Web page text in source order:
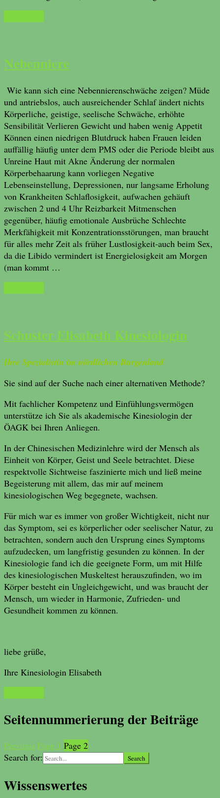
Nebenniere
Wie kann sich eine Nebennierenschwäche zeigen? Müde
und antriebslos, auch ausreichender Schlaf ändert nichts
Körperliche, geistige, seelische Schwäche, erhöhte
Sensibilität Verlieren Gewicht und haben wenig Appetit
Können einen niedrigen Blutdruck haben Frauen leiden
auffällig häufig unter dem PMS oder die Periode bleibt aus
Unreine Haut mit Akne Änderung der normalen
Körperbehaarung kann vorliegen Negative
Lebenseinstellung, Depressionen, nur langsame Erholung
von Krankheiten Schlaflosigkeit, aufwachen gehäuft
zwischen 2 und 4 Uhr Reizbarkeit Mitmenschen
gegenüber, häufig emotionale Ausbrüche Schlechte
Merkfähigkeit mit Konzentrationsstörungen, man braucht
für alles mehr Zeit als früher Lustlosigkeit-auch beim Sex,
da die Libido vermindert ist Energielosigkeit am Morgen
(man kommt …
Schuster Elisabeth Kinesiologin
Ihre Spezialistin im nördlichen Burgenland
Sie sind auf der Suche nach einer alternativen Methode?
Mit fachlicher Kompetenz und Einfühlungsvermögen
unterstütze ich Sie als akademische Kinesiologin der
ÖAGK bei Ihren Anliegen.
In der Chinesischen Medizinlehre wird der Mensch als
Einheit von Körper, Geist und Seele betrachtet. Diese
respektvolle Sichtweise faszinierte mich und ließ meine
Begeisterung mit allem, das mir auf meinem
kinesiologischen Weg begegnete, wachsen.
Für mich war es immer von großer Wichtigkeit, nicht nur
das Symptom, sei es körperlicher oder seelischer Natur, zu
betrachten, sondern auch den Ursprung eines Symptoms
aufzudecken, um langfristig gesunden zu können. In der
Kinesiologie fand ich die geeignete Form, um mit Hilfe
des kinesiologischen Muskeltest herauszufinden, wo im
Körper besteht ein Ungleichgewicht, und was braucht der
Mensch, um wieder in Harmonie, Zufrieden- und
Gesundheit kommen zu können.
liebe grüße,
Ihre Kinesiologin Elisabeth
Seitennummerierung der Beiträge
Previous Page 1 Page 2
Search for:
Wissenswertes